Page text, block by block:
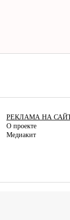
РЕКЛАМА НА
О проекте
Медиакит